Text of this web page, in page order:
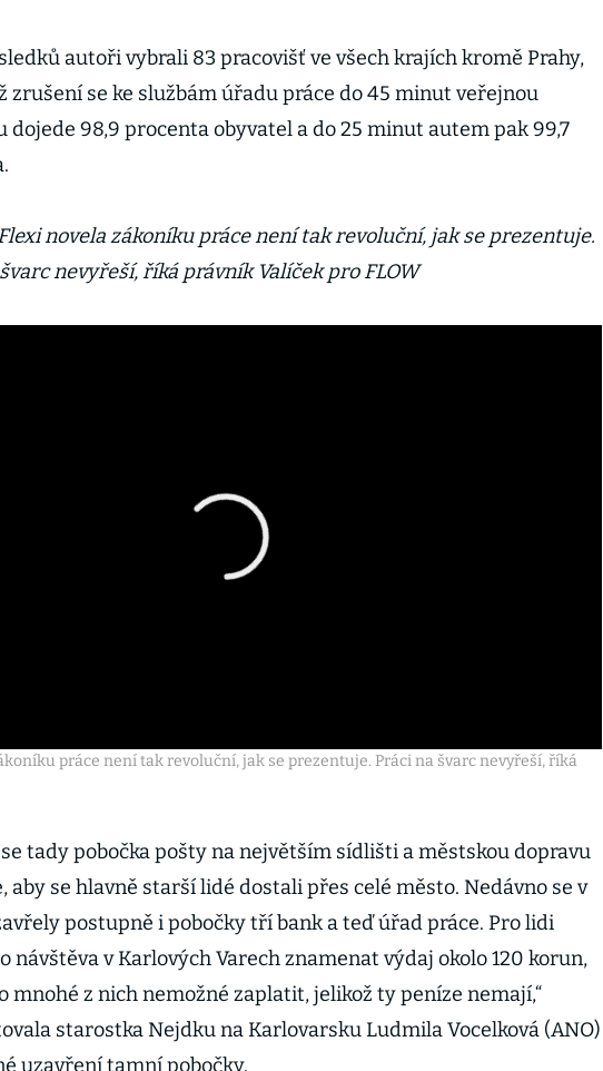
autoři vybrali 83 pracovišť ve všech krajích kromě Prahy,
zrušení se ke službám úřadu práce do 45 minut veřejnou
dojede 98,9 procenta obyvatel a do 25 minut autem pak 99,7
novela zákoníku práce není tak revoluční, jak se prezentuje.
nevyřeší, říká právník Valíček pro FLOW
práce není tak revoluční, jak se prezentuje. Práci na švarc nevyřeší, říká
se tady pobočka pošty na největším sídlišti a městskou dopravu
aby se hlavně starší lidé dostali přes celé město. Nedávno se v
postupně i pobočky tří bank a teď úřad práce. Pro lidi
návštěva v Karlových Varech znamenat výdaj okolo 120 korun,
mnohé z nich nemožné zaplatit, jelikož ty peníze nemají,“
starostka Nejdku na Karlovarsku Ludmila Vocelková (ANO)
uzavření tamní pobočky.